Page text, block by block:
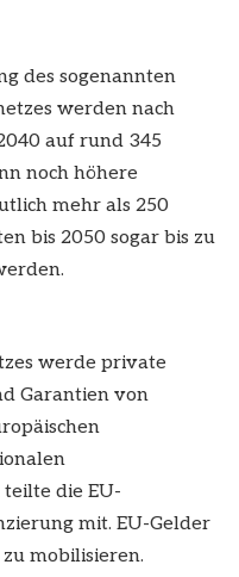
des sogenannten
werden nach
auf rund 345
noch höhere
mehr als 250
bis 2050 sogar bis zu
werde private
Garantien von
die EU-
mit. EU-Gelder
mobilisieren.